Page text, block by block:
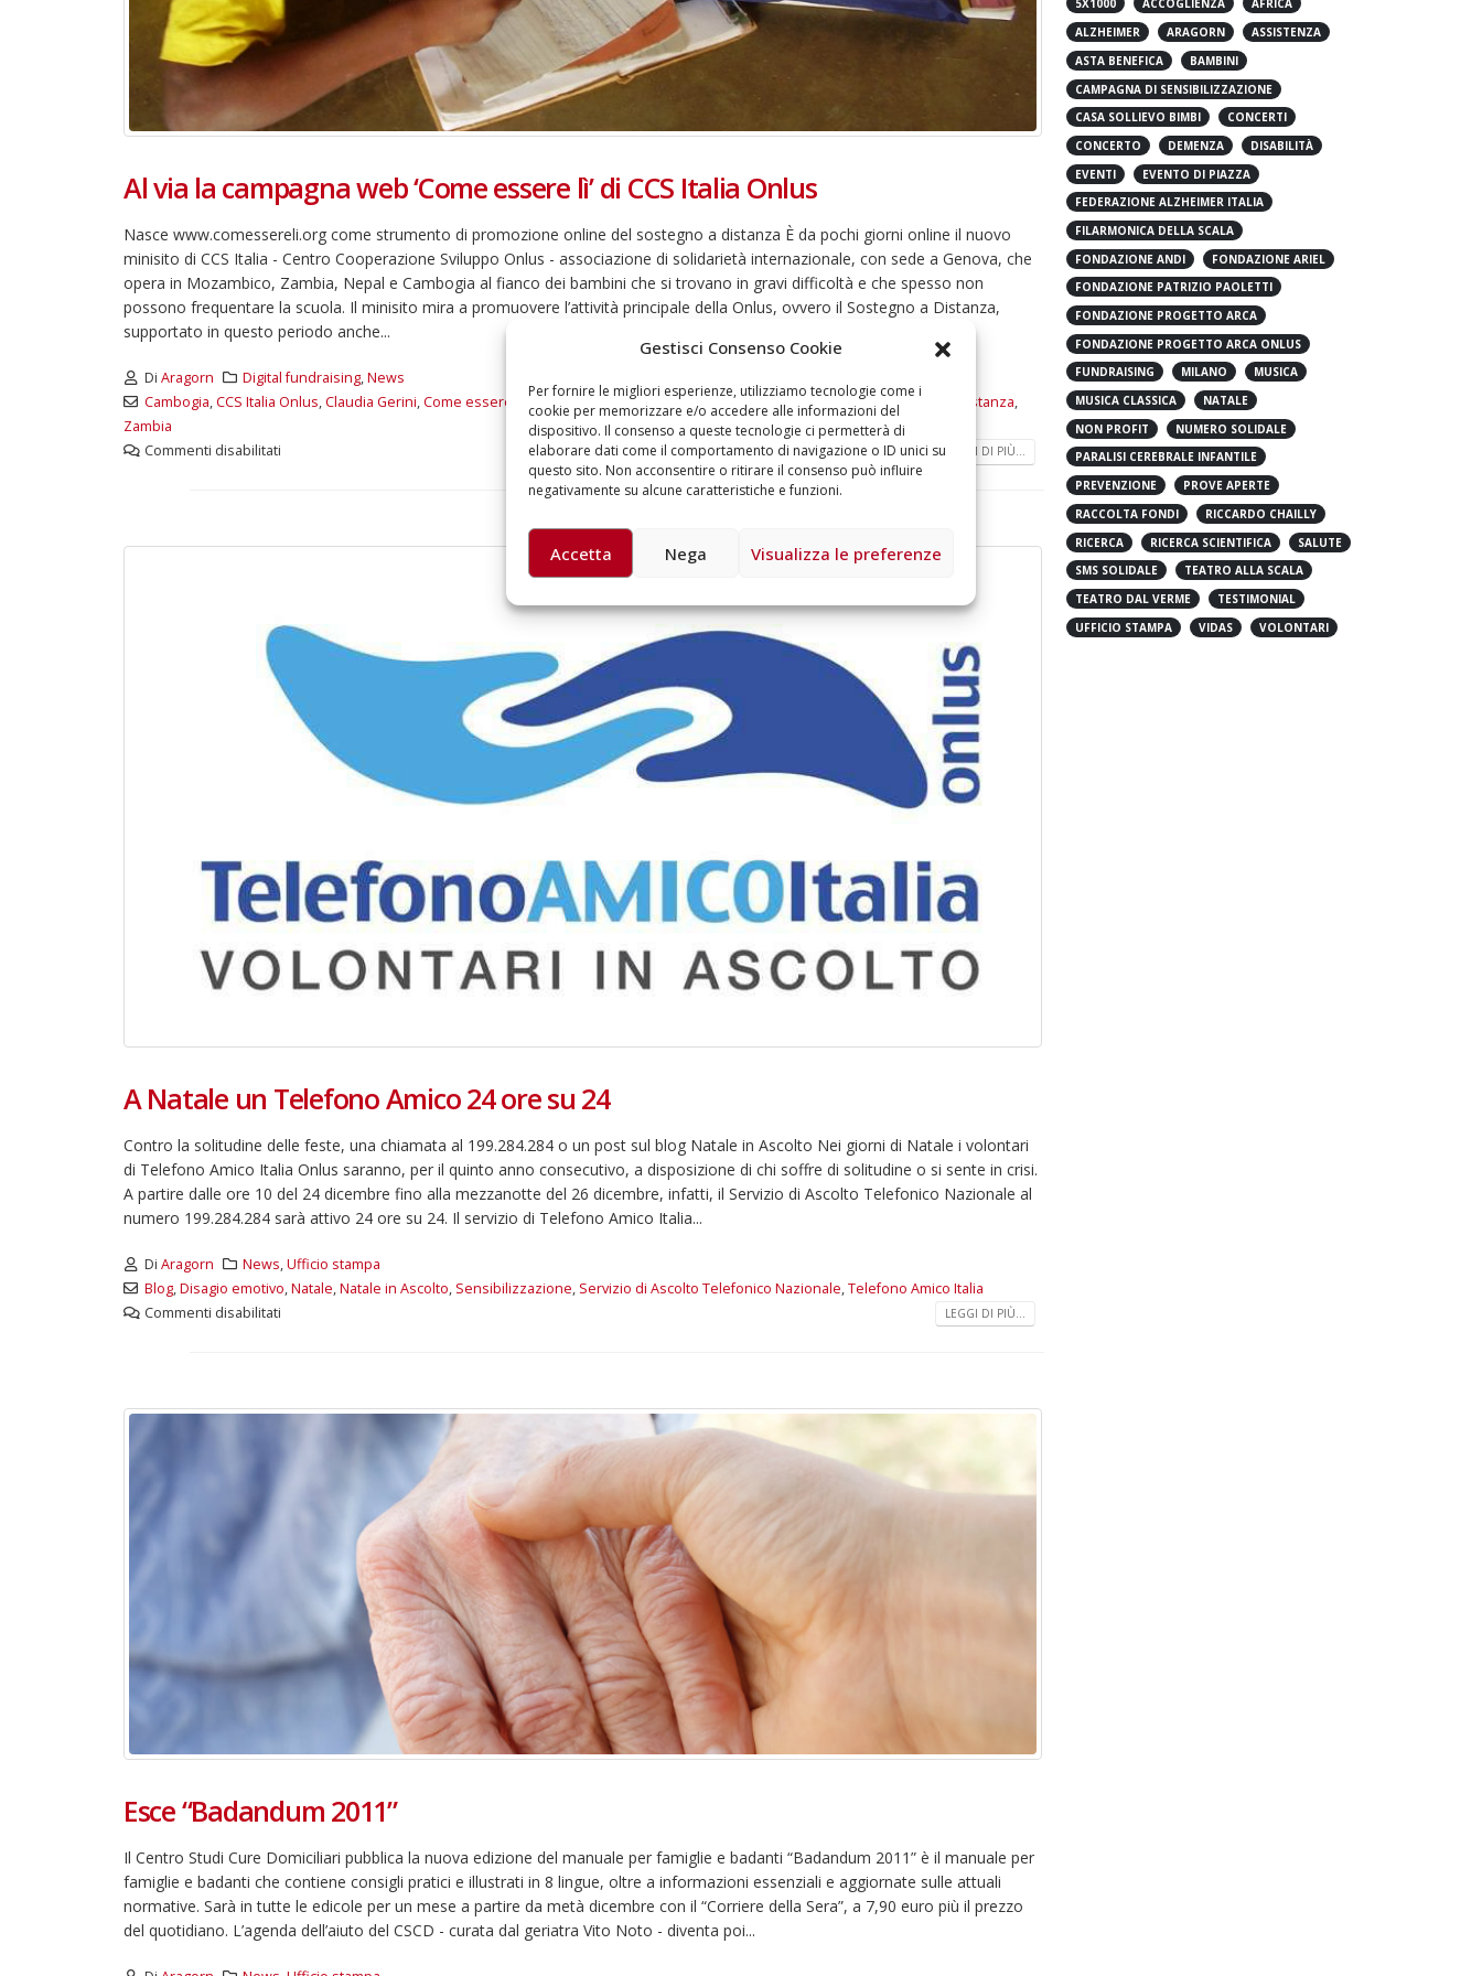
Gestisci Consenso Cookie
Per fornire le migliori esperienze, utilizziamo tecnologie come i
cookie per memorizzare e/o accedere alle informazioni del
dispositivo. Il consenso a queste tecnologie ci permetterà di
elaborare dati come il comportamento di navigazione o ID unici su
questo sito. Non acconsentire o ritirare il consenso può influire
negativamente su alcune caratteristiche e funzioni.
Accetta Nega Visualizza le preferenze
Al via la campagna web ‘Come essere lì’ di CCS Italia Onlus
Nasce www.comessereli.org come strumento di promozione online del sostegno a distanza È da pochi giorni online il nuovo
minisito di CCS Italia - Centro Cooperazione Sviluppo Onlus - associazione di solidarietà internazionale, con sede a Genova, che
opera in Mozambico, Zambia, Nepal e Cambogia al fianco dei bambini che si trovano in gravi difficoltà e che spesso non
possono frequentare la scuola. Il minisito mira a promuovere l’attività principale della Onlus, ovvero il Sostegno a Distanza,
supportato in questo periodo anche...
Di Aragorn Digital fundraising,News
Cambogia,CCS Italia Onlus,Claudia Gerini,Come essere lì Digital ,Mozambico, Nepal,Solidarietà Internazionale, Sostegno a distanza,
Zambia
Commenti disabilitati
LEGGI DI PIÙ...
A Natale un Telefono Amico 24 ore su 24
Contro la solitudine delle feste, una chiamata al 199.284.284 o un post sul blog Natale in Ascolto Nei giorni di Natale i volontari
di Telefono Amico Italia Onlus saranno, per il quinto anno consecutivo, a disposizione di chi soffre di solitudine o si sente in crisi.
A partire dalle ore 10 del 24 dicembre fino alla mezzanotte del 26 dicembre, infatti, il Servizio di Ascolto Telefonico Nazionale al
numero 199.284.284 sarà attivo 24 ore su 24. Il servizio di Telefono Amico Italia...
Di Aragorn News,Ufficio stampa
Blog,Disagio emotivo,Natale,Natale in Ascolto, Sensibilizzazione, Servizio di Ascolto Telefonico Nazionale,Telefono Amico Italia
Commenti disabilitati
LEGGI DI PIÙ...
Esce “Badandum 2011”
Il Centro Studi Cure Domiciliari pubblica la nuova edizione del manuale per famiglie e badanti “Badandum 2011” è il manuale per
famiglie e badanti che contiene consigli pratici e illustrati in 8 lingue, oltre a informazioni essenziali e aggiornate sulle attuali
normative. Sarà in tutte le edicole per un mese a partire da metà dicembre con il “Corriere della Sera”, a 7,90 euro più il prezzo
del quotidiano. L’agenda dell’aiuto del CSCD - curata dal geriatra Vito Noto - diventa poi...
5X1000 ACCOGLIENZA
AFRICA
ALZHEIMER
ARAGORN
ASTA BENEFICA
BAMBINI
CAMPAGNA DI SENSIBILIZZAZIONE
CASA SOLLIEVO BIMBI
CONCERTI
CONCERTO
DEMENZA
DISABILITÀ
EVENTI
EVENTO DI PIAZZA
FEDERAZIONE ALZHEIMER ITALIA
FILARMONICA DELLA SCALA
FONDAZIONE ANDI
FONDAZIONE ARIEL
FONDAZIONE PATRIZIO PAOLETTI
FONDAZIONE PROGETTO ARCA
FONDAZIONE PROGETTO ARCA ONLUS
FUNDRAISING
MILANO
MUSICA
MUSICA CLASSICA
NATALE
NON PROFIT
NUMERO SOLIDALE
PARALISI CEREBRALE INFANTILE
PREVENZIONE
PROVE APERTE
RACCOLTA FONDI
RICCARDO CHAILLY
RICERCA
RICERCA SCIENTIFICA
SALUTE
SMS SOLIDALE
TEATRO ALLA SCALA
TEATRO DAL VERME
TESTIMONIAL